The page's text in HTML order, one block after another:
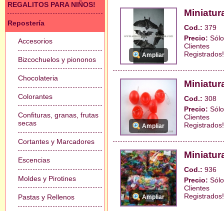
REGALITOS PARA NIÑOS!
Repostería
Accesorios
Bizcochuelos y piononos
Chocolateria
Colorantes
Confituras, granas, frutas
secas
Cortantes y Marcadores
Escencias
Moldes y Pirotines
Pastas y Rellenos
Ampliar
Cod.: 379
Precio:
Clientes
Registrados!
Ampliar
Cod.: 308
Precio:
Clientes
Registrados!
Ampliar
Cod.: 936
Precio:
Clientes
Registrados!